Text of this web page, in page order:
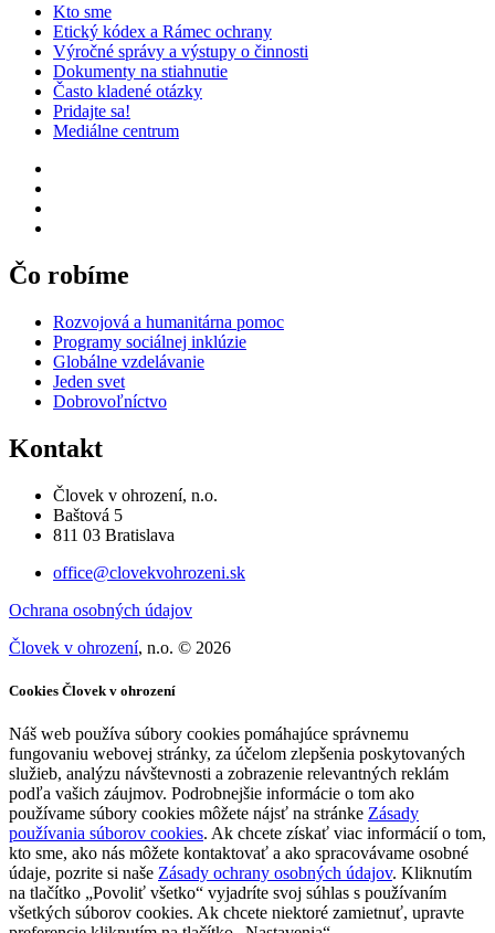
Kto sme
Etický kódex a Rámec ochrany
Výročné správy a výstupy o činnosti
Dokumenty na stiahnutie
Často kladené otázky
Pridajte sa!
Mediálne centrum
Čo robíme
Rozvojová a humanitárna pomoc
Programy sociálnej inklúzie
Globálne vzdelávanie
Jeden svet
Dobrovoľníctvo
Kontakt
Človek v ohrození, n.o.
Baštová 5
811 03 Bratislava
office@clovekvohrozeni.sk
Ochrana osobných údajov
Človek v ohrození, n.o. © 2026
Cookies Človek v ohrození
Náš web používa súbory cookies pomáhajúce správnemu
fungovaniu webovej stránky, za účelom zlepšenia poskytovaných
služieb, analýzu návštevnosti a zobrazenie relevantných reklám
podľa vašich záujmov. Podrobnejšie informácie o tom ako
používame súbory cookies môžete nájsť na stránke Zásady
používania súborov cookies. Ak chcete získať viac informácií o tom,
kto sme, ako nás môžete kontaktovať a ako spracovávame osobné
údaje, pozrite si naše Zásady ochrany osobných údajov. Kliknutím
na tlačítko „Povoliť všetko“ vyjadríte svoj súhlas s používaním
všetkých súborov cookies. Ak chcete niektoré zamietnuť, upravte